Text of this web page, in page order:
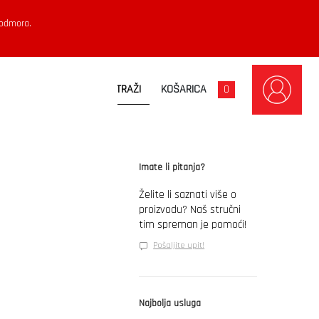
KOŠARICA 0
Imate li pitanja?
Želite li saznati više o
proizvodu? Naš stručni
tim spreman je pomoći!
Pošaljite upit!
Najbolja usluga